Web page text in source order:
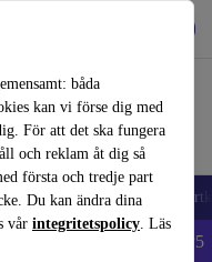
båda
kan vi förse dig med
För att det ska fungera
och reklam åt dig så
första och tredje part
Du kan ändra dina
vår integritetspolicy. Läs
datorer Surfplattor
laptops - Code: LAPTOP5